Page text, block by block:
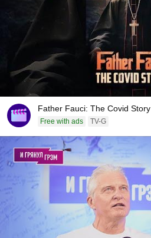
Father Fauci: The Covid Story
Free with ads TV-G